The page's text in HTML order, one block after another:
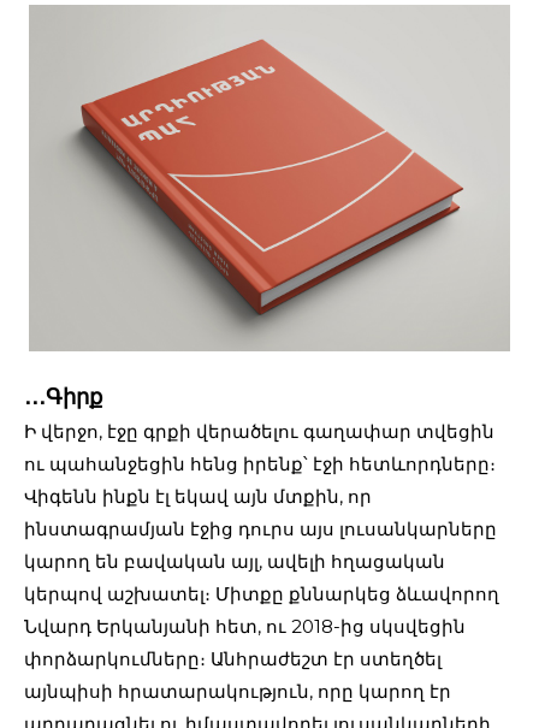
․․․Գիրք
Ի վերջո, էջը գրքի վերածելու գաղափար տվեցին
ու պահանջեցին հենց իրենք՝ էջի հետևորդները։
Վիգենն ինքն էլ եկավ այն մտքին, որ
ինստագրամյան էջից դուրս այս լուսանկարները
կարող են բավական այլ, ավելի հղացական
կերպով աշխատել։ Միտքը քննարկեց ձևավորող
Նվարդ Երկանյանի հետ, ու 2018-ից սկսվեցին
փորձարկումները։ Անհրաժեշտ էր ստեղծել
այնպիսի հրատարակություն, որը կարող էր